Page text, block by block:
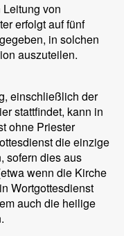
von
erfolgt auf fünf
in solchen
auszuteilen.
einschließlich der
stattfindet, kann in
ohne Priester
die einzige
sofern dies aus
wenn die Kirche
Wortgottesdienst
auch die heilige